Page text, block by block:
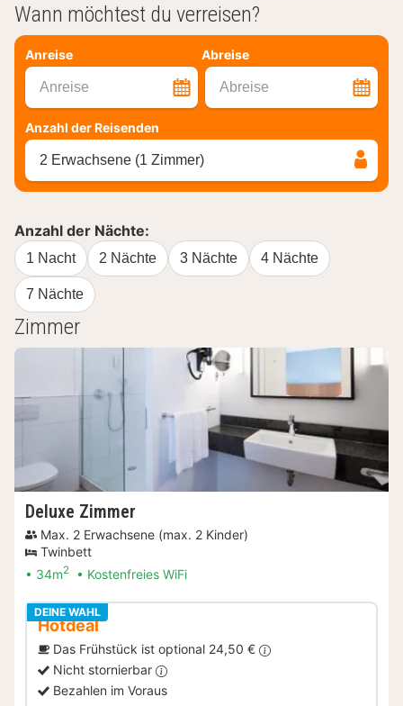
Wann möchtest du verreisen?
Anreise Abreise
Anreise Abreise
Anzahl der Reisenden
2 Erwachsene (1 Zimmer)
Anzahl der Nächte:
1 Nacht 2 Nächte 3 Nächte 4 Nächte
7 Nächte
Zimmer
Deluxe Zimmer
Max. 2 Erwachsene (max. 2 Kinder)
Twinbett
34m2 Kostenfreies WiFi
DEINE WAHL
Hotdeal
Das Frühstück ist optional 24,50 €
Nicht stornierbar
Bezahlen im Voraus